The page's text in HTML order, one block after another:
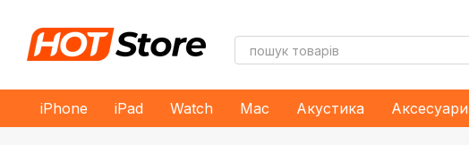
iPhone iPad Watch Mac Акустика Аксесуари